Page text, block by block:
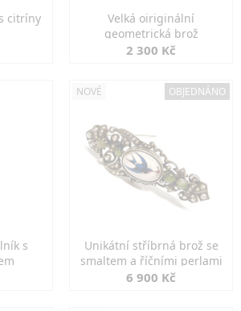
citríny
Velká oiriginální
geometrická brož
2 300 Kč
s
NOVÉ OBJEDNÁNO
Unikátní stříbrná brož se
smaltem a říčními perlami
6 900 Kč